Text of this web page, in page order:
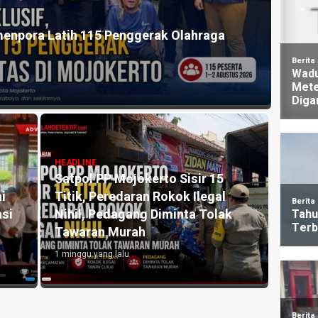
37,9 Persen, Komisi III DPRD Kota
Penguatan Perlindungan Sosial
Komisi III DPRD Kota Mojokerto
Klarifikasi Aduan Seragam SMPN
3, Sekolah Tegaskan Tidak
Pernah Mewajibkan Pembelian
Atribut
3 minggu yang lalu
5 hari